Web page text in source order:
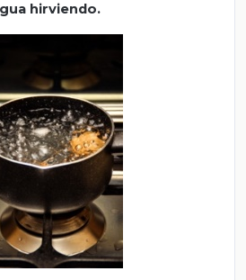
hirviendo.